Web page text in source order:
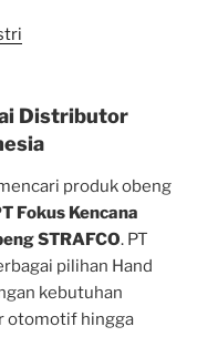
Distributor
produk obeng
Fokus Kencana
STRAFCO. PT
pilihan Hand
kebutuhan
otomotif hingga